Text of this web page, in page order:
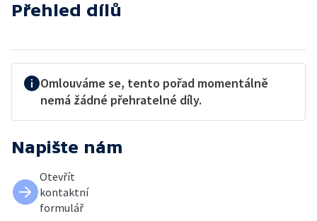
Přehled dílů
Omlouváme se, tento pořad momentálně
nemá žádné přehratelné díly.
Napište nám
Otevřít
kontaktní
formulář